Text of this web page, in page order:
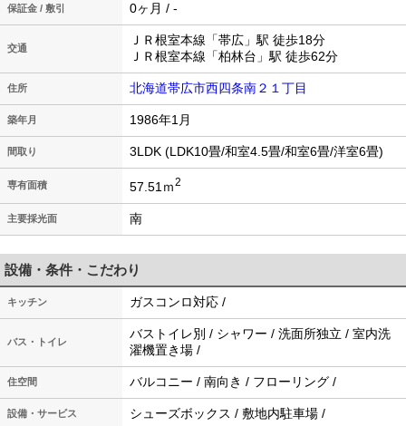
保証金 / 敷引 0ヶ月 / -
交通
ＪＲ根室本線「帯広」駅 徒歩18分
ＪＲ根室本線「柏林台」駅 徒歩62分
住所 北海道帯広市西四条南２１丁目
築年月 1986年1月
間取り 3LDK (LDK10畳/和室4.5畳/和室6畳/洋室6畳)
専有面積 57.51ｍ2
主要採光面 南
設備・条件・こだわり
キッチン ガスコンロ対応 /
バス・トイレ
バストイレ別 / シャワー / 洗面所独立 / 室内洗
濯機置き場 /
住空間 バルコニー / 南向き / フローリング /
設備・サービス シューズボックス / 敷地内駐車場 /